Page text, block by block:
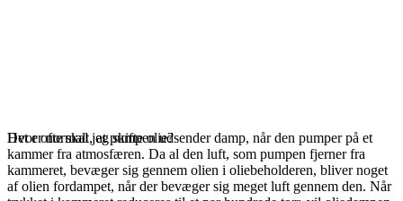
Det er normalt, at pumpen udsender damp, når den pumper på et
kammer fra atmosfæren. Da al den luft, som pumpen fjerner fra
kammeret, bevæger sig gennem olien i oliebeholderen, bliver noget
af olien fordampet, når der bevæger sig meget luft gennem den. Når
Hvor ofte skal jeg skifte olie?